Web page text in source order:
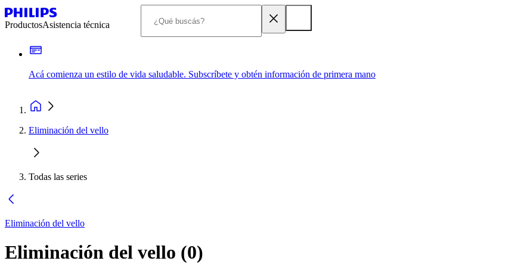
ProductosAsistencia técnica
Acá comienza un estilo de vida saludable. Subscríbete y obtén información de primera mano
Eliminación del vello
Todas las series
Eliminación del vello
Eliminación del vello (0)